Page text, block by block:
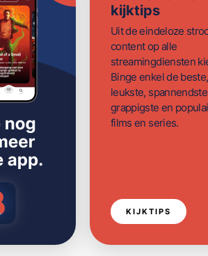
kijktips
Uit de eindeloze
content op alle
streamingdiensten
Binge enkel de beste,
leukste,
grappigste en
films en series.
KIJKTIPS